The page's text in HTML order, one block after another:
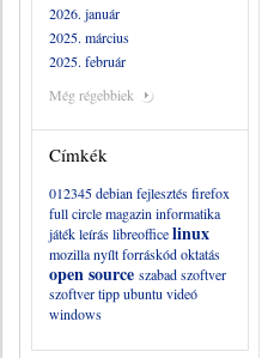
2026. január
2025. március
2025. február
Még régebbiek
Címkék
012345debian fejlesztésfirefox
full circle magazin informatika
játékleíráslibreofficelinux
mozillanyílt forráskódoktatás
open source szabad szoftver
szoftvertippubuntu videó
windows